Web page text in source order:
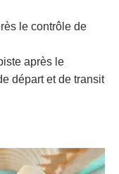
le contrôle de
après le
départ et de transit